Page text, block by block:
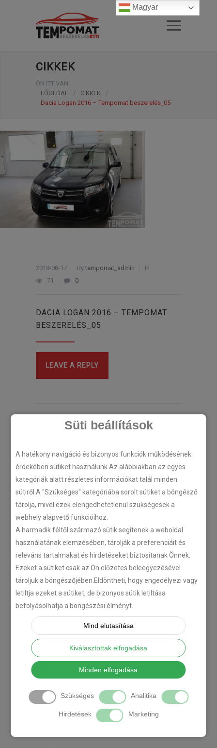
Süti beállítások
A hatékony navigáció és bizonyos funkciók működésének
érdekében sütiket használunk.Az alábbiakban az egyes
kategóriák alatt részletes információkat talál minden
sütiről.A "Szükséges" kategóriába sorolt sütiket a böngésző
tárolja, mivel ezek elengedhetetlenül szükségesek a
webhely alapvető funkcióihoz.
A harmadik féltől származó sütik segítenek a weboldal
használatának elemzésében, tárolják a preferenciáit és
releváns tartalmakat és hirdetéseket biztosítanak Önnek.
Ezeket a sütiket csak az Ön előzetes beleegyezésével
tároljuk a böngészőjében.Eldöntheti, hogy engedélyezi vagy
letiltja ezeket a sütiket, de bizonyos sütik letiltása
befolyásolhatja a böngészési élményt.
Mind elutasítása
Kiválasztottak elfogadása
Minden elfogadása
Szükséges Analitika
Hirdetések Marketing
CIKKEK
ÖN ITT VAN:
FŐOLDAL
/ CIKKEK
/
Dacia Logan 2016 – Tempomat beszerelés_05
2018-08-17 Bytempomat_admin
In
71
0
DACIA LOGAN 2016 – TEMPOMAT
BESZERELÉS_05
LEAVE A REPLY
Plug’n’Play tempomat ISUZU
N-szériás teherautókhoz
2018-07-26
Isuzu D-MAX 2006 –
2018-06-12
Citroën C-Zero tempomat
beszerelés
2018-02-14
KATEGÓRIA
TEMPOMAT TEMPOMAT BESZERELÉS
UTÓLAGOS TEMPOMAT
Magyar